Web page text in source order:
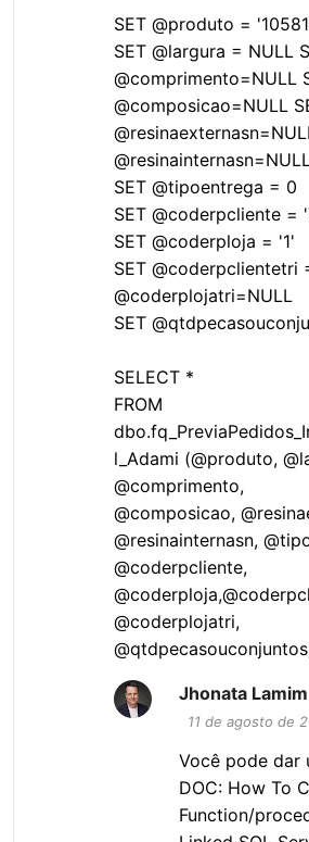
SET @produto =
SET @largura = NULL
@comprimento=NULL
@composicao=NULL
SET @tipoentrega = 0
SET @coderpcliente =
SET @coderploja = '1'
SET @coderpclientetri
@coderplojatri=NULL
SET
SELECT *
FROM
l_Adami (@produto,
@comprimento,
@composicao,
@resinainternasn,
@coderpcliente,
@coderplojatri,
Jhonata Lamim
11 de agosto de
Você pode dar
DOC: How To
Function/